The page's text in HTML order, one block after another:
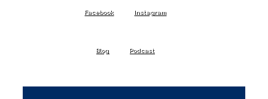
Facebook Instagram
Blog Podcast